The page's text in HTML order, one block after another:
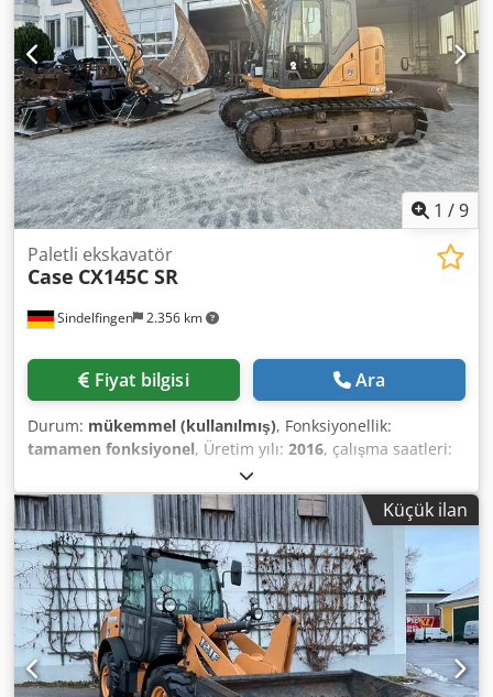
? Tank üreticisi: Samson Tank kapasitesi: 8000 L Yüksek
basınçlı pompa: 2 x HPP Yüksek basınç kapasitesi: 122 l/dk
- 130 bar Vakum pompası: Samson Uzaktan kumanda: ?
1 /9
Sindelfingen 2.356 km
Paletli ekskavatör
Case CX145C SR
Fiyat bilgisi Ara
Durum: mükemmel (kullanılmış), Fonksiyonellik:
tamamen fonksiyonel, Üretim yılı: 2016, çalışma saatleri:
, * 11.500 saat * Çalışma ağırlığı 15.700 kg Codoy
Rm H Eopfx Agujha * Motor gücü 77 kW * Yol tipi palet
(roadliner) * Hidrolik hızlı bağlantı aparatı * Klima sistemi
Küçük ilan